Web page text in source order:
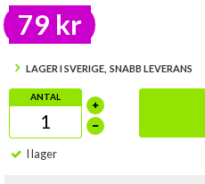
79 kr
LAGER I SVERIGE, SNABB LEVERANS
ANTAL
I lager